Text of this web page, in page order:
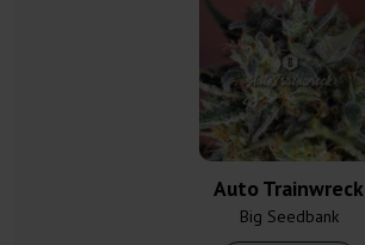
Auto Trainwreck
Big Seedbank